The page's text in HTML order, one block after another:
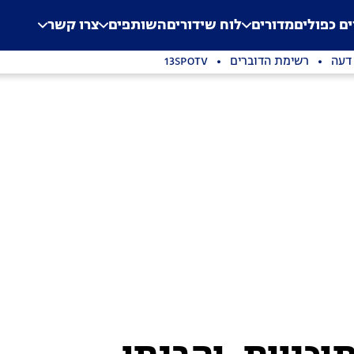
Application error: a
. כפוליםמדורים לוח שידוריםהשותפים צרו קשר
דעה רשימת הדוברים 13SPOTV